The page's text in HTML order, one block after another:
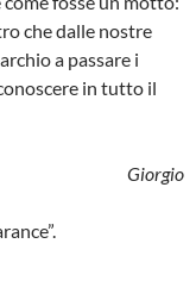
che dalle no­stre
a passare i
in tutto il
Giorgio